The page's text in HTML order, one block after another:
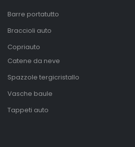
Barre portatutto
Braccioli auto
Copriauto
Catene da neve
Spazzole tergicristallo
Vasche baule
Tappeti auto